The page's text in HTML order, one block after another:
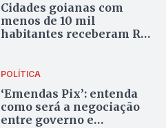
Cidades goianas com
menos de 10 mil
habitantes receberam R$
POLÍTICA
‘Emendas Pix’: entenda
como será a negociação
entre governo e